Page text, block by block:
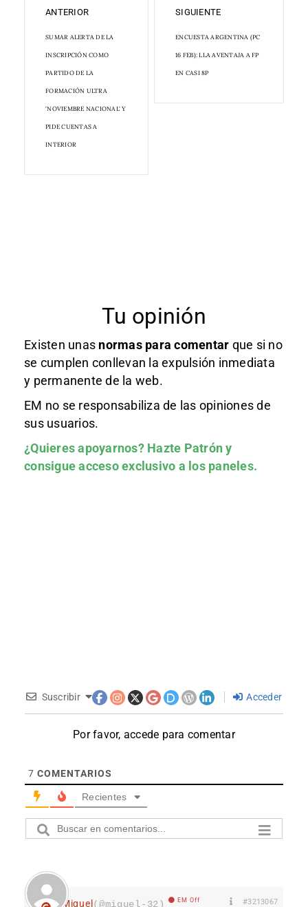
ANTERIOR
SUMAR ALERTA DE LA
INSCRIPCIÓN COMO
PARTIDO DE LA
FORMACIÓN ULTRA
'NOVIEMBRE NACIONAL' Y
PIDE CUENTAS A
INTERIOR
SIGUIENTE
ENCUESTA ARGENTINA (PC
16 FEB): LLA AVENTAJA A FP
EN CASI 8P
Tu opinión
Existen unas normas para comentar que si no
se cumplen conllevan la expulsión inmediata
y permanente de la web.
EM no se responsabiliza de las opiniones de
sus usuarios.
¿Quieres apoyarnos? Hazte Patróny
consigue acceso exclusivo a los paneles.
Suscribir Acceder
Por favor, accede para comentar
7 COMENTARIOS
Recientes
Miguel(@miguel-32) EM Off #3213067